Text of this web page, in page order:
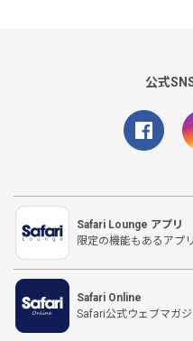
公式
Safari Lounge アプリ
限定の機能もあるアプ
Safari Online
Safari公式ウェブマガ